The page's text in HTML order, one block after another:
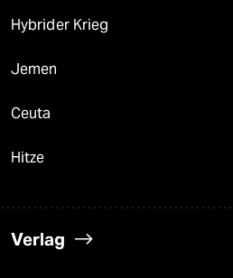
Hybrider Krieg
Jemen
Ceuta
Hitze
Verlag